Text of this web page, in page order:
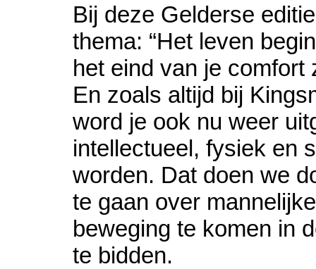
Bij deze Gelderse
thema: “Het leven
het eind van je comfort
En zoals altijd bij
word je ook nu weer
intellectueel, fysiek en
worden. Dat doen we
te gaan over
beweging te komen in
te bidden.